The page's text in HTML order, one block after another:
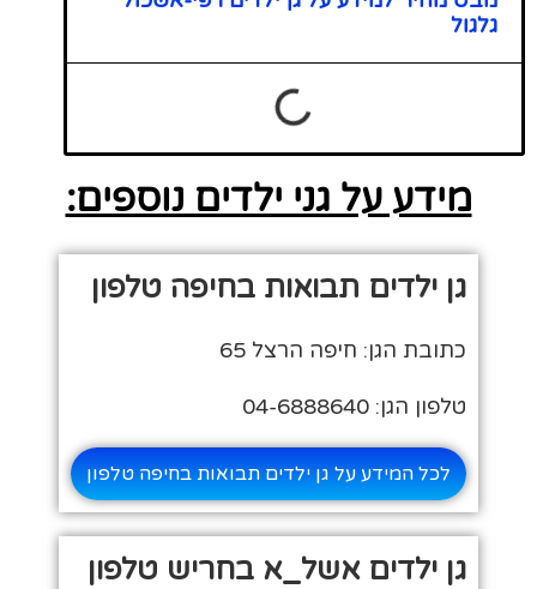
גלגול
מידע על גני ילדים נוספים:
גן ילדים תבואות בחיפה טלפון
כתובת הגן: חיפה הרצל 65
טלפון הגן: 04-6888640
לכל המידע על גן ילדים תבואות בחיפה טלפון
גן ילדים אשל_א בחריש טלפון